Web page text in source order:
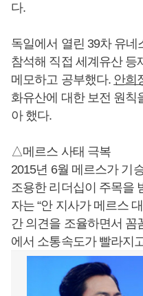
다.
독일에서 열린 39차 유네
참석해 직접 세계유산 등
메모하고 공부했다. 안희
화유산에 대한 보전 원칙
아 했다.
△메르스 사태 극복
2015년 6월 메르스가 기
조용한 리더십이 주목을
자는 “안 지사가 메르스
간 의견을 조율하면서 꼼
에서 소통속도가 빨라지